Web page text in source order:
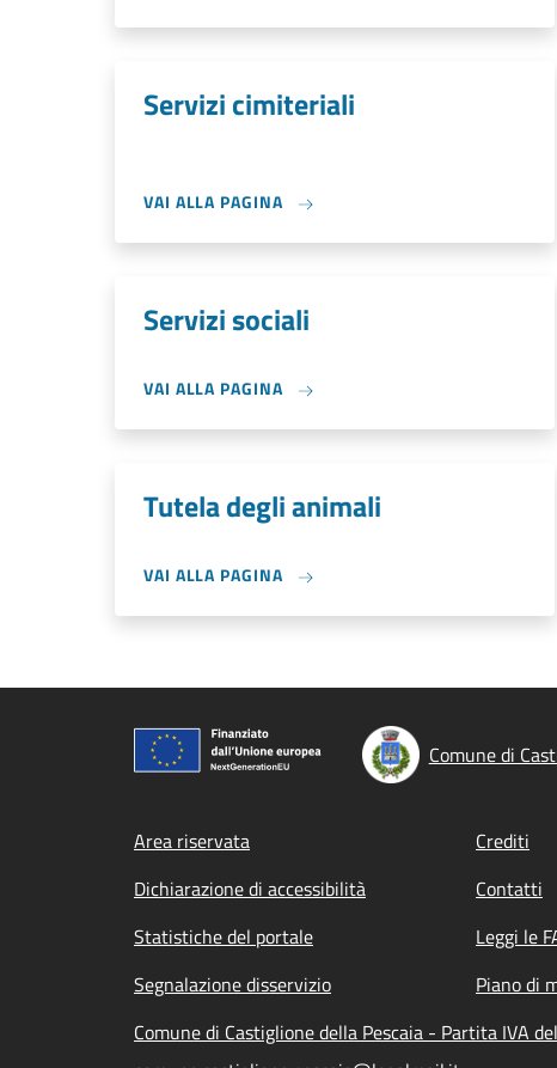
Servizi cimiteriali
VAI ALLA PAGINA
Servizi sociali
VAI ALLA PAGINA
Tutela degli animali
VAI ALLA PAGINA
Comune di
Footer menu
Area riservata Crediti
Dichiarazione di accessibilità
Contatti
Statistiche del portale
Leggi le
Segnalazione disservizio
Piano di
Comune di Castiglione della Pescaia - Partita IVA